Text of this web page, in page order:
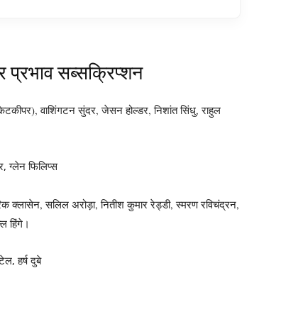
सब्सक्रिप्शन
वाशिंगटन सुंदर, जेसन होल्डर, निशांत सिंधु, राहुल
ग्लेन फिलिप्स
क्लासेन, सलिल अरोड़ा, नितीश कुमार रेड्डी, स्मरण रविचंद्रन,
हिंगे।
हर्ष दुबे